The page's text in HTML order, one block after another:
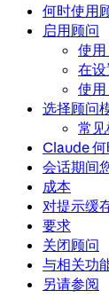
何时使用
启用顾问
使
在
使
选择顾问
常
Claude
会话期间
成本
对提示缓
要求
关闭顾问
与相关功
另请参阅